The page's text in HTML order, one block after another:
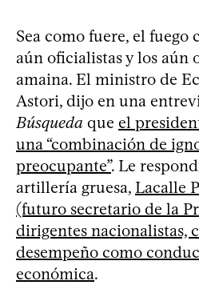
Sea como fuere, el fuego
aún oficialistas y los aún
amaina. El ministro de
Astori, dijo en una
Búsqueda que el
una “combinación de
preocupante”. Le
artillería gruesa, Lacalle
(futuro secretario de la
dirigentes nacionalistas,
desempeño como
económica.